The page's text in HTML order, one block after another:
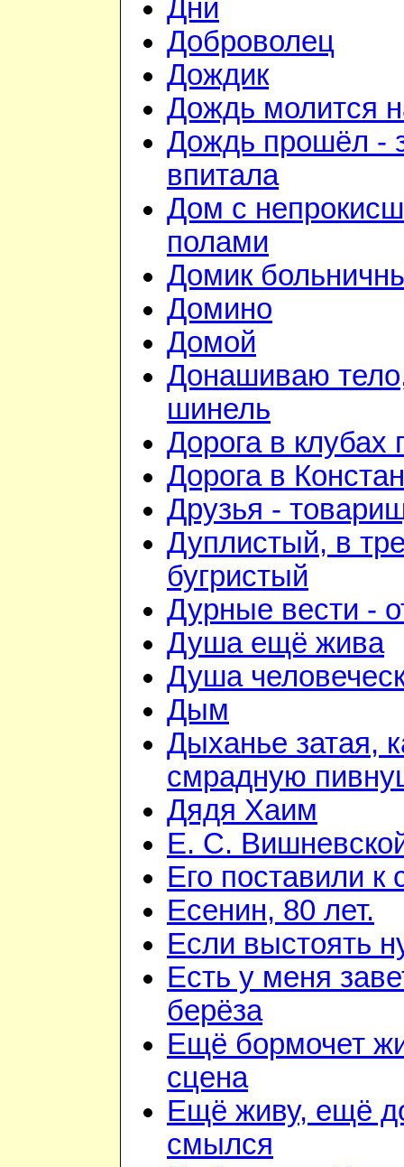
Дни
Доброволец
Дождик
Дождь молится
Дождь прошёл -
впитала
Дом с
полами
Домик
Домино
Домой
Донашиваю
шинель
Дорога в клубах
Дорога в
Друзья -
Дуплистый, в
бугристый
Дурные вести -
Душа ещё жива
Душа
Дым
Дыханье затая,
смрадную
Дядя Хаим
Е. С.
Его поставили к
Есенин, 80 лет.
Если выстоять
Есть у меня
берёза
Ещё бормочет
сцена
Ещё живу, ещё
смылся